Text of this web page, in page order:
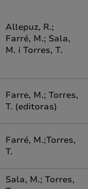
Allepuz, R.;
Farré, M.; Sala,
M. i Torres, T.
Farre, M.; Torres,
T. (editoras)
Farré, M.;Torres,
T.
Sala, M.; Torres,